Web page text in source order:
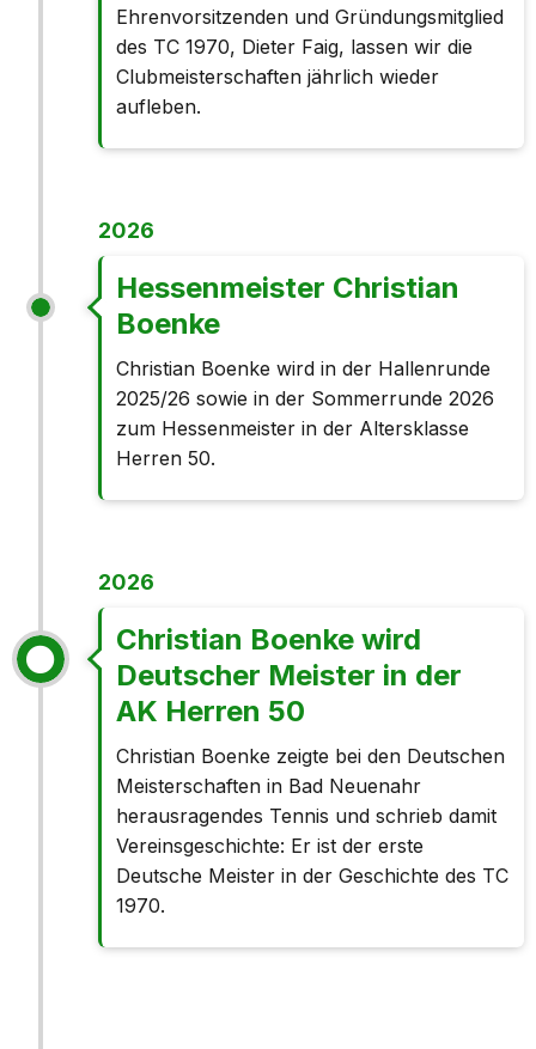
Ehrenvorsitzenden und Gründungsmitglied
des TC 1970, Dieter Faig, lassen wir die
Clubmeisterschaften jährlich wieder
aufleben.
2026
Hessenmeister Christian
Boenke
Christian Boenke wird in der Hallenrunde
2025/26 sowie in der Sommerrunde 2026
zum Hessenmeister in der Altersklasse
Herren 50.
2026
Christian Boenke wird
Deutscher Meister in der
AK Herren 50
Christian Boenke zeigte bei den Deutschen
Meisterschaften in Bad Neuenahr
herausragendes Tennis und schrieb damit
Vereinsgeschichte: Er ist der erste
Deutsche Meister in der Geschichte des TC
1970.